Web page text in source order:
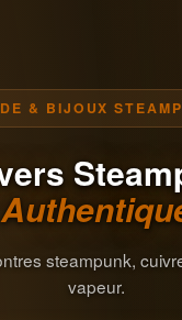
& BIJOUX
steampunk,
vapeur.